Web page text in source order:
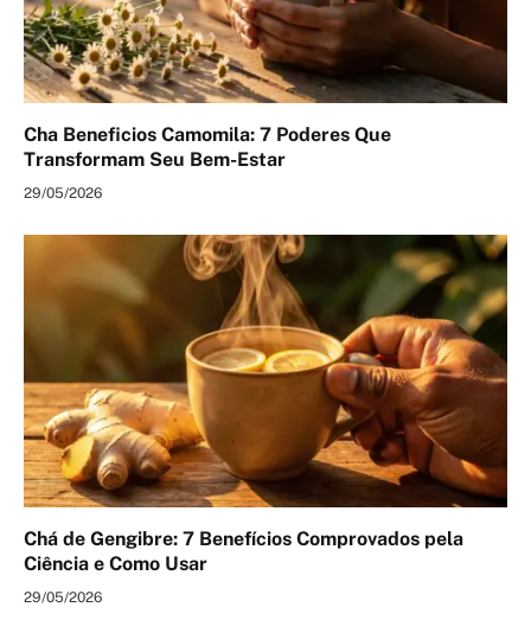
Cha Beneficios Camomila: 7 Poderes Que
Transformam Seu Bem-Estar
29/05/2026
Chá de Gengibre: 7 Benefícios Comprovados pela
Ciência e Como Usar
29/05/2026